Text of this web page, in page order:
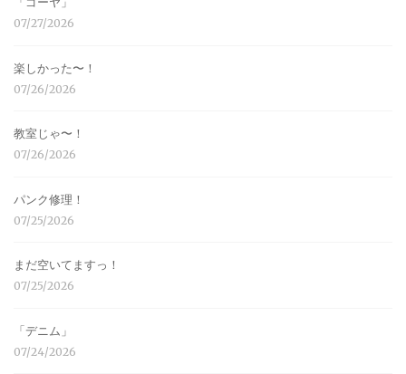
07/27/2026
楽しかった〜！
07/26/2026
教室じゃ〜！
07/26/2026
パンク修理！
07/25/2026
まだ空いてますっ！
07/25/2026
「デニム」
07/24/2026